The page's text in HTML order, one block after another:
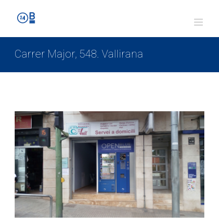
Carrer Major, 548. Vallirana